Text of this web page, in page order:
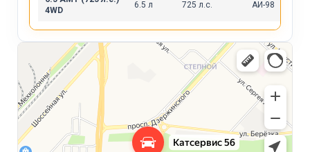
4WD
6.5 л 725 л.с. АИ-98